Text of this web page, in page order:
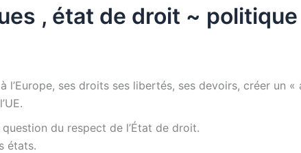
, état de droit ~ politique
ses droits ses libertés, ses devoirs, créer un «
du respect de l’État de droit.
états.